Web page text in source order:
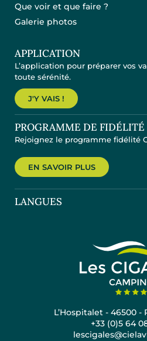
Que voir et que faire ?
Galerie photos
APPLICATION
L’application pour préparer vos
toute sérénité.
J'Y VAIS !
PROGRAMME DE FIDÉLITÉ
Rejoignez le programme fidélité
EN SAVOIR PLUS
LANGUES
L’Hospitalet - 46500 -
+33 (0)5 64